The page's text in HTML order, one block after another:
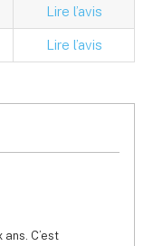
Lire l’avis
Lire l’avis
C’est